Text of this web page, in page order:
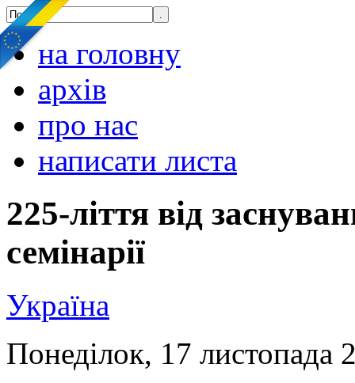
на головну
архів
про нас
написати листа
225-ліття від
семінарії
Україна
Понеділок, 17 листопада